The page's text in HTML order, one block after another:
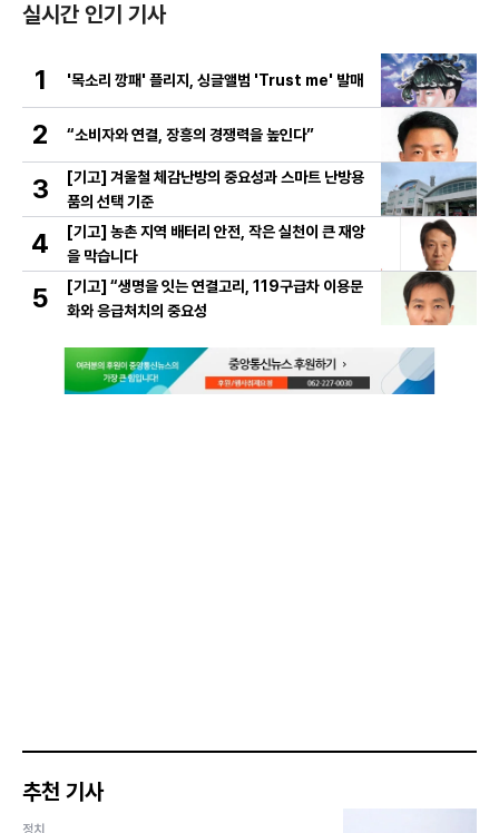
실시간 인기 기사
1 '목소리 깡패' 플리지, 싱글앨범 'Trust me' 발매
2 “소비자와 연결, 장흥의 경쟁력을 높인다”
3
[기고] 겨울철 체감난방의 중요성과 스마트 난방용
품의 선택 기준
4
[기고] 농촌 지역 배터리 안전, 작은 실천이 큰 재앙
을 막습니다
5
[기고] “생명을 잇는 연결고리, 119구급차 이용문
화와 응급처치의 중요성
추천 기사
정치